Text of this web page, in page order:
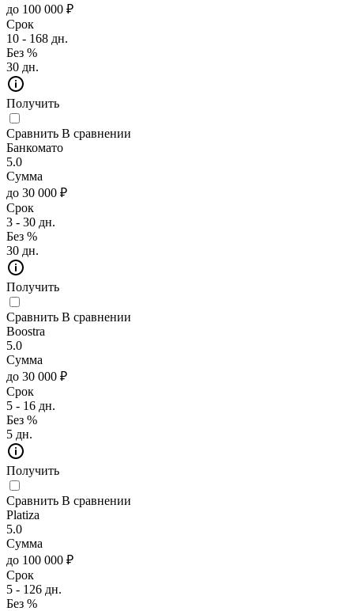
до 100 000 ₽
Срок
10 - 168 дн.
Без %
30 дн.
Получить
Сравнить В сравнении
Банкомато
5.0
Сумма
до 30 000 ₽
Срок
3 - 30 дн.
Без %
30 дн.
Получить
Сравнить В сравнении
Boostra
5.0
Сумма
до 30 000 ₽
Срок
5 - 16 дн.
Без %
5 дн.
Получить
Сравнить В сравнении
Platiza
5.0
Сумма
до 100 000 ₽
Срок
5 - 126 дн.
Без %